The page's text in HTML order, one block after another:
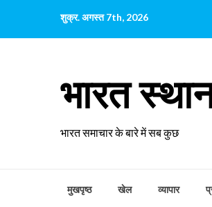
पर
शुक्र. अगस्त 7th, 2026
भारत
भारत समाचार के बारे में सब कुछ
मुखपृष्ठ खेल व्यापार